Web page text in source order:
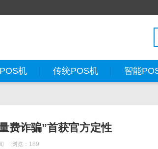
机 传统POS机 智能
费诈骗”首获官方定性
浏览：189